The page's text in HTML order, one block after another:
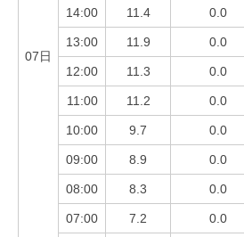
07日
14:00 11.4 0.0
13:00 11.9 0.0
12:00 11.3 0.0
11:00 11.2 0.0
10:00 9.7 0.0
09:00 8.9 0.0
08:00 8.3 0.0
07:00 7.2 0.0